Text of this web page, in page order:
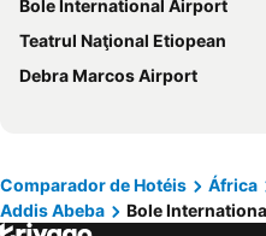
Vamos Addis Hotel
The Residence Hotel
Dreamliner Hotel
Nega Bonger
Kagnew Pension
Bole International Airport
Teatrul Naţional Etiopean
Debra Marcos Airport
Comparador de Hotéis África
Addis Abeba
Bole